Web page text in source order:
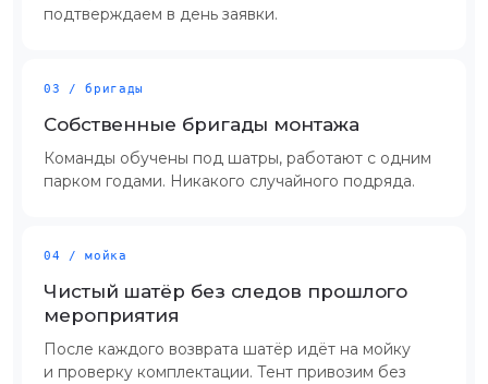
подтверждаем в день заявки.
03 / бригады
Собственные бригады монтажа
Команды обучены под шатры, работают с одним
парком годами. Никакого случайного подряда.
04 / мойка
Чистый шатёр без следов прошлого
мероприятия
После каждого возврата шатёр идёт на мойку
и проверку комплектации. Тент привозим без